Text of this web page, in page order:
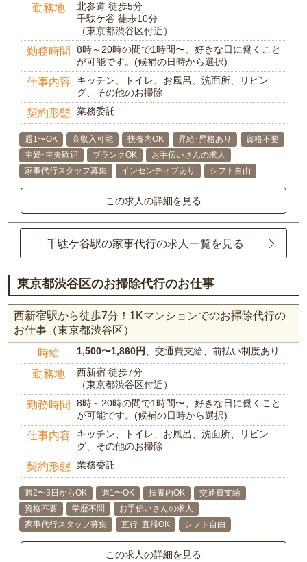
勤務地
北参道 徒歩5分
千駄ケ谷 徒歩10分
（東京都渋谷区付近）
勤務時間
8時～20時の間で1時間〜、好きな日に働くこと
が可能です。(候補の日時から選択)
仕事内容
キッチン、トイレ、お風呂、洗面所、リビン
グ、その他のお掃除
契約形態 業務委託
週1〜OK 高収入可能 扶養内OK 昇給･昇格あり
資格不要
主婦･主夫歓迎
ブランクOK
お手伝いさんの求人
家事代行スタッフ募集
インセンティブあり シフト自由
この求人の詳細を見る
千駄ケ谷駅の家事代行の求人一覧を見る
東京都渋谷区のお掃除代行のお仕事
西新宿駅から徒歩7分！1Kマンションでのお掃除代行の
お仕事（東京都渋谷区）
時給 1,500〜1,860円 、交通費支給、前払い制度あり
勤務地
西新宿 徒歩7分
（東京都渋谷区付近）
勤務時間
8時～20時の間で1時間〜、好きな日に働くこと
が可能です。(候補の日時から選択)
仕事内容
キッチン、トイレ、お風呂、洗面所、リビン
グ、その他のお掃除
契約形態 業務委託
週2〜3日からOK 週1〜OK 扶養内OK
交通費支給
資格不要
学歴不問
お手伝いさんの求人
家事代行スタッフ募集
直行･直帰OK シフト自由
この求人の詳細を見る